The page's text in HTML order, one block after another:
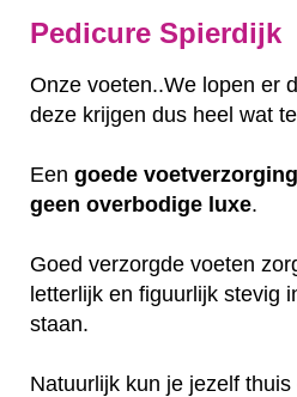
Pedicure Spierdijk
Onze voeten..We lopen er
deze krijgen dus heel wat
Een goede voetverzorging
geen overbodige luxe.
Goed verzorgde voeten
letterlijk en figuurlijk stevig
staan.
Natuurlijk kun je jezelf